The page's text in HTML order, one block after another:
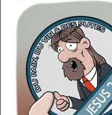
http://www.lefabz.com/